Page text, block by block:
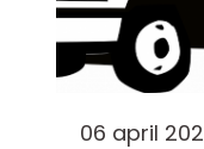
06 april